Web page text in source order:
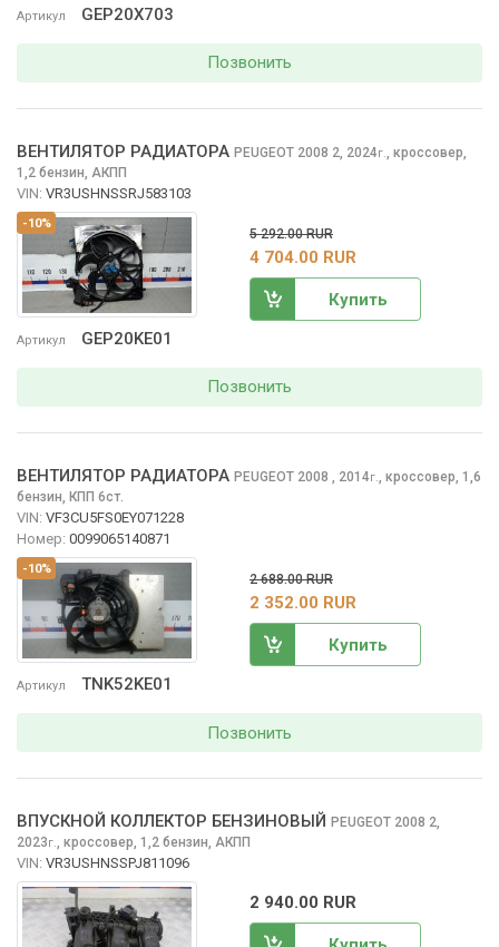
Артикул GEP20X703
Позвонить
-10%
Артикул GEP20KE01
ВЕНТИЛЯТОР РАДИАТОРА PEUGEOT 2008 2, 2024г.
кроссовер,
1,2 бензин, АКПП
VIN: VR3USHNSSRJ583103
5 292.00 RUR
4 704.00 RUR
Купить
Позвонить
-10%
Артикул TNK52KE01
ВЕНТИЛЯТОР РАДИАТОРА PEUGEOT 2008 , 2014г.
кроссовер, 1,6
бензин, КПП 6ст.
VIN: VF3CU5FS0EY071228
Номер: 0099065140871
2 688.00 RUR
2 352.00 RUR
Купить
Позвонить
ВПУСКНОЙ КОЛЛЕКТОР БЕНЗИНОВЫЙ PEUGEOT 2008 2,
2023г. кроссовер, 1,2 бензин, АКПП
VIN: VR3USHNSSPJ811096
2 940.00 RUR